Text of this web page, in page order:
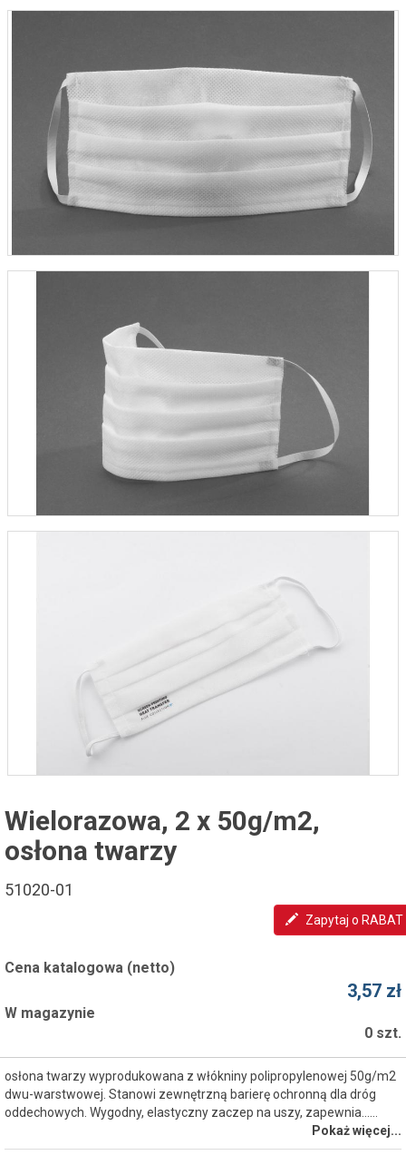
Wielorazowa, 2 x 50g/m2,
osłona twarzy
51020-01
Zapytaj o RABAT
Cena katalogowa (netto)
3,57 zł
W magazynie
0 szt.
osłona twarzy wyprodukowana z włókniny polipropylenowej 50g/m2
dwu-warstwowej. Stanowi zewnętrzną barierę ochronną dla dróg
oddechowych. Wygodny, elastyczny zaczep na uszy, zapewnia...…
Pokaż więcej...